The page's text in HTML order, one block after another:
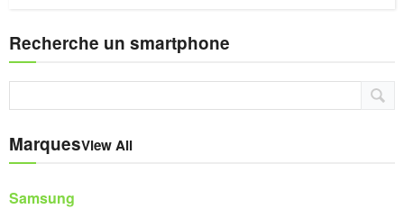
Recherche un smartphone
MarquesView All
Samsung